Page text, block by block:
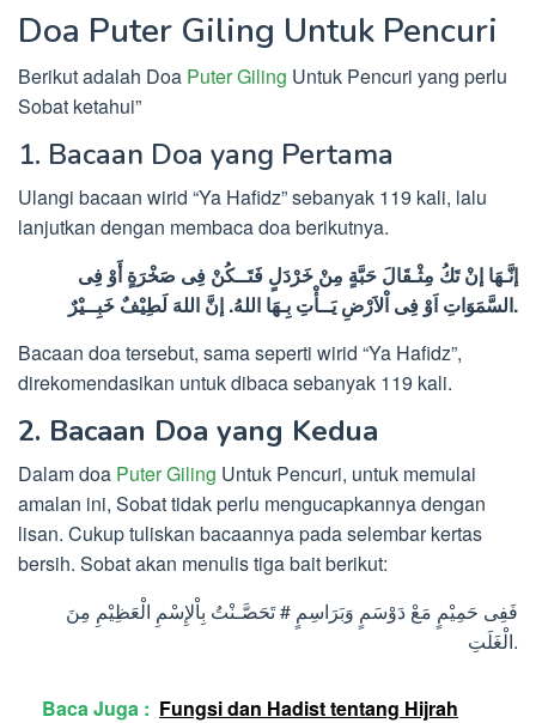
Doa Puter Giling Untuk Pencuri
Berikut adalah Doa Puter Giling Untuk Pencuri yang perlu
Sobat ketahui”
1. Bacaan Doa yang Pertama
Ulangi bacaan wirid “Ya Hafidz” sebanyak 119 kali, lalu
lanjutkan dengan membaca doa berikutnya.
إنَّـهَا إنْ تَكُ مِثْـقَالَ حَبَّةٍ مِنْ خَرْدَلٍ فَتَــكُنْ فِى صَخْرَةٍ أَوْ فِى
السَّمَوَاتِ اَوْ فِى اْلاَرْضِ يَــأْتِ بِـهَا اللهُ. إنَّ اللهَ لَطِيْفٌ خَبِــيْرٌ
.
Bacaan doa tersebut, sama seperti wirid “Ya Hafidz”,
direkomendasikan untuk dibaca sebanyak 119 kali.
2. Bacaan Doa yang Kedua
Dalam doa Puter Giling Untuk Pencuri, untuk memulai
amalan ini, Sobat tidak perlu mengucapkannya dengan
lisan. Cukup tuliskan bacaannya pada selembar kertas
bersih. Sobat akan menulis tiga bait berikut:
فَفِى حَمِيْمٍ مَعْ دَوْسَمٍ وَبَرَاسِمٍ # تَحَصَّـنْتُ بِاْلإِسْمِ الْعَظِيْمِ مِنَ
الْغَلَتِ.
Baca Juga : Fungsi dan Hadist tentang Hijrah